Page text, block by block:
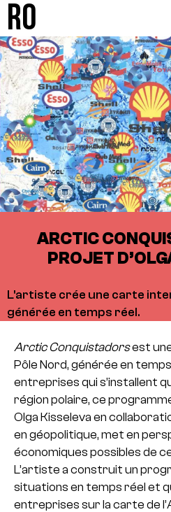
R0
ARCTIC
PROJET
L'artiste crée une carte
générée en temps réel.
Arctic Conquistadorsest
Pôle Nord, générée en
entreprises qui s’installent
région polaire, ce
Olga Kisseleva en
en géopolitique, met en
économiques possibles de
L’artiste a construit un
situations en temps réel et
entreprises sur la carte de